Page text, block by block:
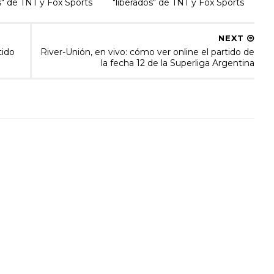
NEXT
River-Unión, en vivo: cómo ver online el partido de
la fecha 12 de la Superliga Argentina